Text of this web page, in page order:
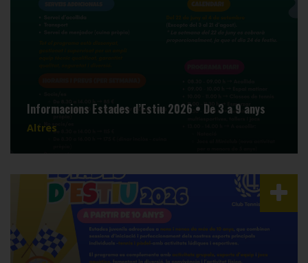
Informacions Estades d’Estiu 2026 • De 3 a 9 anys
Altres